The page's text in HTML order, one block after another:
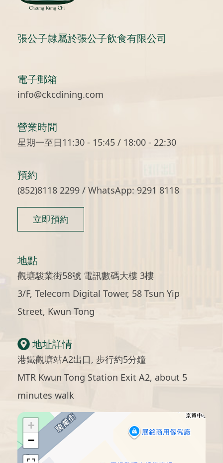
張公子隸屬於張公子飲食有限公司
電子郵箱
info@ckcdining.com
營業時間
星期一至日11:30 - 15:45 / 18:00 - 22:30
預約
(852)8118 2299 / WhatsApp: 9291 8118
立即預約
地點
觀塘駿業街58號 電訊數碼大樓 3樓
3/F, Telecom Digital Tower, 58 Tsun Yip
Street, Kwun Tong
地址詳情
港鐵觀塘站A2出口, 步行約5分鐘
MTR Kwun Tong Station Exit A2, about 5
minutes walk
+
−